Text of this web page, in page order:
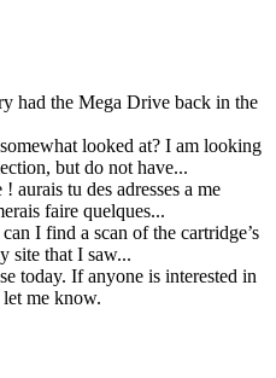
had the Mega Drive back in the
looked at? I am looking
but do not have...
aurais tu des adresses a me
faire quelques...
I find a scan of the cartridge’s
site that I saw...
today. If anyone is interested in
me know.